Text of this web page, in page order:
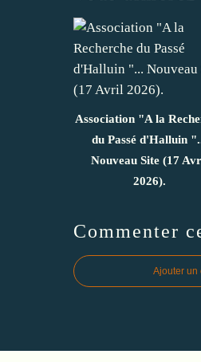
Association "A la
du Passé d'Halluin
Nouveau Site (17
2026).
Commenter
Ajouter un